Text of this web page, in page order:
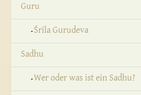
Guru
Śrīla Gurudeva
Sadhu
Wer oder was ist ein Sadhu?